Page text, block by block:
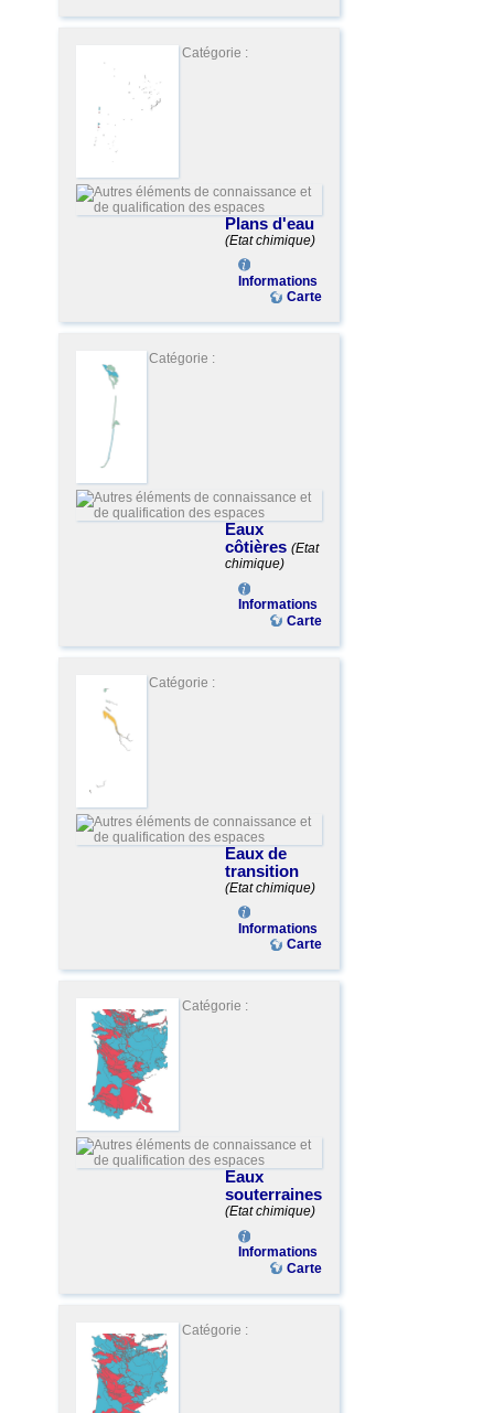
Catégorie :
Plans d'eau
(Etat chimique)
Informations
Carte
Catégorie :
Eaux
côtières (Etat
chimique)
Informations
Carte
Catégorie :
Eaux de
transition
(Etat chimique)
Informations
Carte
Catégorie :
Eaux
souterraines
(Etat chimique)
Informations
Carte
Catégorie :